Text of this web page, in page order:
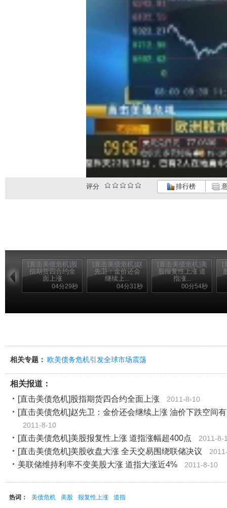
评分 排行榜
[直击美债危机]股
指期货四合约全
面上涨
04分29秒
[直击美债危机]赵
先卫：金价还会
继续上...
04分31秒
[直击美债危机]美
股报复性上涨 道
指涨...
00分54秒
[
相关专题： 欧美债务危机引发全球市场震荡
相关报道：
[直击美债危机]股指期货四合约全面上涨
2011-8-10
[直击美债危机]赵先卫：金价还会继续上涨 油价下跌空间
2011-8-10
[直击美债危机]美股报复性上涨 道指涨幅超400点 2011-8-
[直击美债危机]美股收盘大涨 全天交易围绕联储决议
美联储维持利率不变美股大涨 道指大涨近4% 2011-8-10
热词： 美债危机 美股 报复性上涨 道指